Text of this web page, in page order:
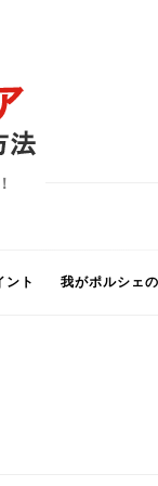
ント 我がポルシェ